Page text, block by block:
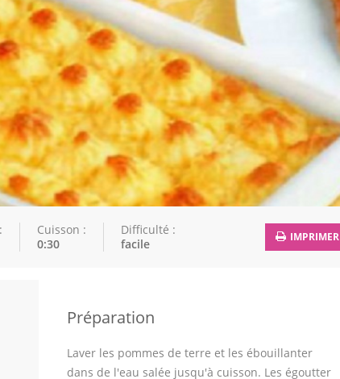
Cuisson :
0:30
Difficulté :
facile
IMPRIMER
Préparation
Laver les pommes de terre et les ébouillanter
dans de l'eau salée jusqu'à cuisson. Les égoutter